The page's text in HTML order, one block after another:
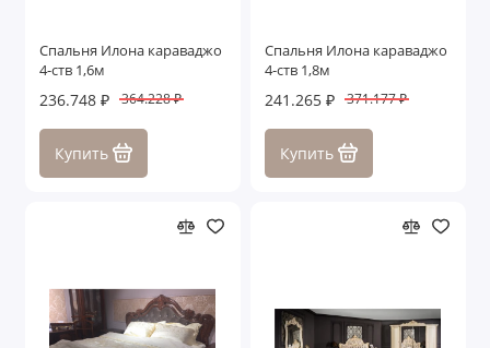
Спальня Илона караваджо
4-ств 1,6м
236.748 ₽ 364.228 ₽
Купить
Спальня Илона караваджо
4-ств 1,8м
241.265 ₽ 371.177 ₽
Купить